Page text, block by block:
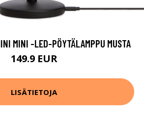
MINI -LED-PÖYTÄLAMPPU MUSTA
149.9 EUR
LISÄTIETOJA